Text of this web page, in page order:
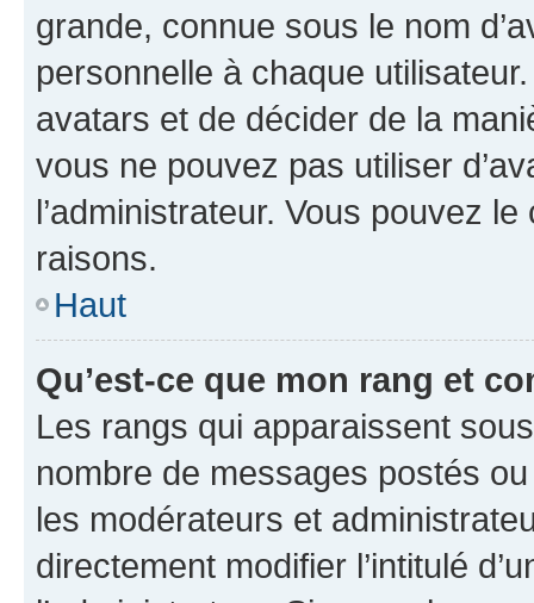
grande, connue sous le nom
personnelle à chaque utilisateur.
avatars et de décider de la
vous ne pouvez pas utiliser
l’administrateur. Vous pouvez
raisons.
Haut
Qu’est-ce que mon rang et
Les rangs qui apparaissent
nombre de messages postés
les modérateurs et
directement modifier l’intitulé